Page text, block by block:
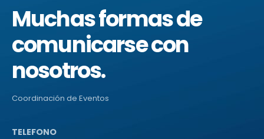
Muchas formas de
comunicarse con
nosotros.
Coordinación de Eventos
TELEFONO